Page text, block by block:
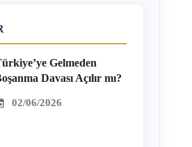
Gelmeden
Davası Açılır mı?
02/06/2026